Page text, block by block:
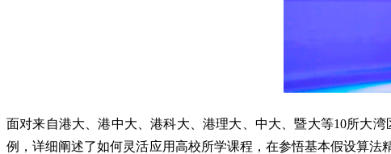
面对来自港大、港中大、港科大、港理大、中大、暨大等10所大湾
例，详细阐述了如何灵活应用高校所学课程，在参悟基本假设算